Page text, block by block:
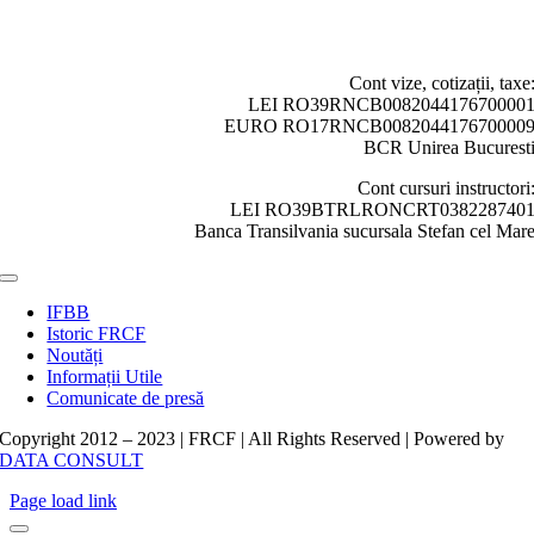
Cont vize, cotizații, taxe:
LEI RO39RNCB0082044176700001
EURO RO17RNCB0082044176700009
BCR Unirea Bucuresti
Cont cursuri instructori:
LEI RO39BTRLRONCRT0382287401
Banca Transilvania sucursala Stefan cel Mare
Toggle
Navigation
IFBB
Istoric FRCF
Noutăți
Informații Utile
Comunicate de presă
Copyright 2012 – 2023 | FRCF | All Rights Reserved | Powered by
DATA CONSULT
Page load link